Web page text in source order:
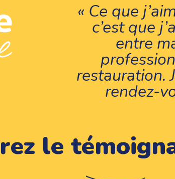
« Ce que
c’est que
entre
restauration.
rendez-
le